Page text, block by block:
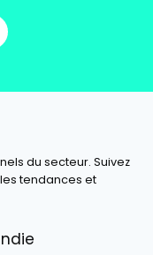
du secteur. Suivez
tendances et